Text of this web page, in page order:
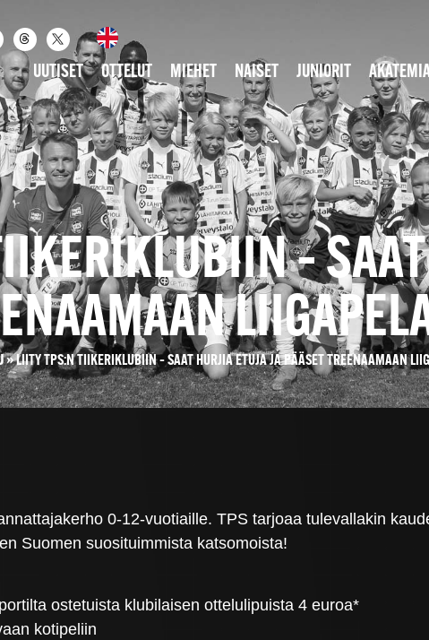
UUTISET OTTELUT MIEHET NAISET JUNIORIT
– SAAT
»LIITY TPS:N TIIKERIKLUBIIN – SAAT HURJIA ETUJA JA PÄÄSET TREENAAMAAN
0-12-vuotiaille. TPS tarjoaa tulevallakin
Suomen suosituimmista katsomoista!
ostetuista klubilaisen ottelulipuista 4 euroa*
kotipeliin